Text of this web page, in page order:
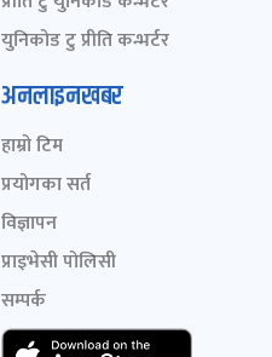
युनिकोड टु प्रीति कन्भर्टर
अनलाइनखबर
हाम्रो टिम
प्रयोगका सर्त
विज्ञापन
प्राइभेसी पोलिसी
सम्पर्क